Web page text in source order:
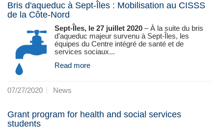
Bris d'aqueduc à Sept-Îles : Mobilisation au CISSS
de la Côte-Nord
Sept-Îles, le 27 juillet 2020 – À la suite du bris
d’aqueduc majeur survenu à Sept-Îles, les
équipes du Centre intégré de santé et de
services sociaux...
Read more
07/27/2020 News
Grant program for health and social services
students